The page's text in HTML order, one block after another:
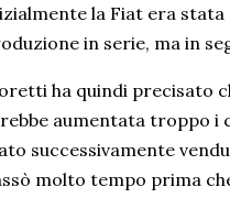
la Fiat era
in serie, ma in
ha quindi precisato
aumentata troppo
successivamente
molto tempo prima